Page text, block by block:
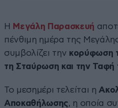
Η Μεγάλη Παρασκευή
πένθιμη ημέρα της
συμβολίζει την κορύφωση
τη Σταύρωση και την Ταφή
Το μεσημέρι τελείται η
Αποκαθήλωσης, η οποία